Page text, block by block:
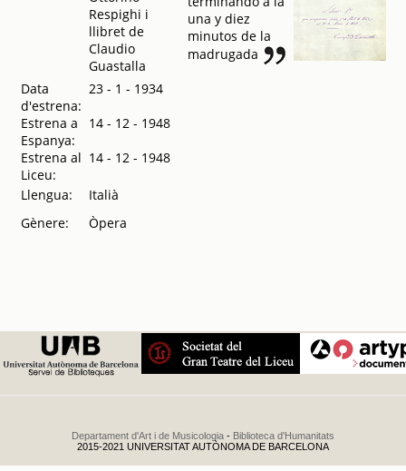
Respighi i
llibret de
Claudio
Guastalla
Data
d'estrena:
23 - 1 - 1934
Estrena a
Espanya:
14 - 12 - 1948
Estrena al
Liceu:
14 - 12 - 1948
Llengua:
Italià
Gènere:
Òpera
una y diez
minutos de la
madrugada
Departament d'Art i de Musicologia - Biblioteca d'Humanitats
2015-2021 UNIVERSITAT AUTÒNOMA DE BARCELONA